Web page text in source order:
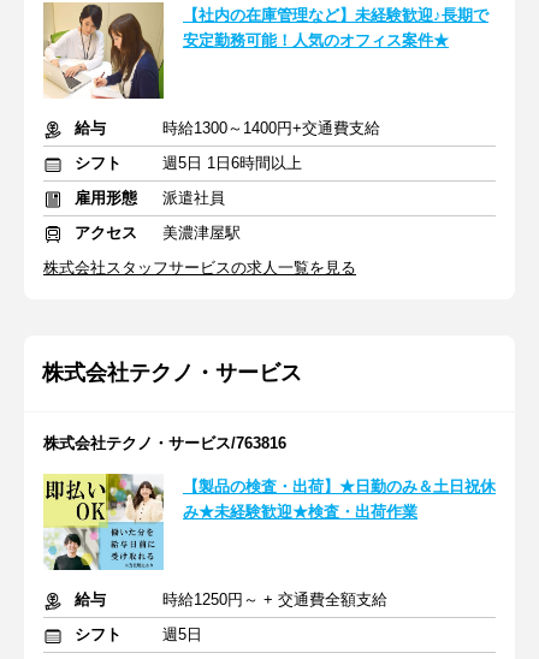
【社内の在庫管理など】未経験歓迎♪長期で
安定勤務可能！人気のオフィス案件★
給与
時給1300～1400円+交通費支給
シフト
週5日 1日6時間以上
雇用形態
派遣社員
アクセス
美濃津屋駅
株式会社スタッフサービスの求人一覧を見る
株式会社テクノ・サービス
株式会社テクノ・サービス/763816
【製品の検査・出荷】★日勤のみ＆土日祝休
み★未経験歓迎★検査・出荷作業
給与
時給1250円～ + 交通費全額支給
シフト
週5日